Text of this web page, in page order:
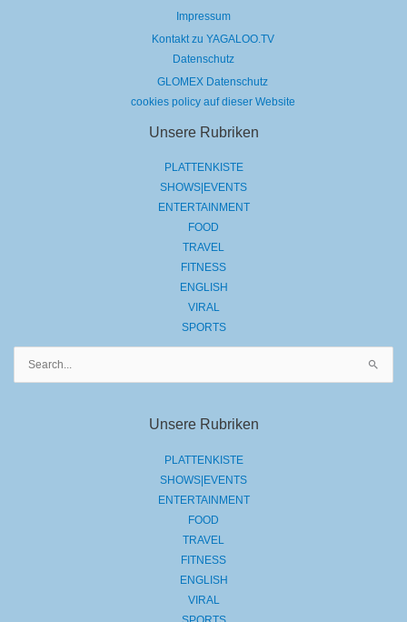
Impressum
Kontakt zu YAGALOO.TV
Datenschutz
GLOMEX Datenschutz
cookies policy auf dieser Website
Unsere Rubriken
PLATTENKISTE
SHOWS|EVENTS
ENTERTAINMENT
FOOD
TRAVEL
FITNESS
ENGLISH
VIRAL
SPORTS
Unsere Rubriken
PLATTENKISTE
SHOWS|EVENTS
ENTERTAINMENT
FOOD
TRAVEL
FITNESS
ENGLISH
VIRAL